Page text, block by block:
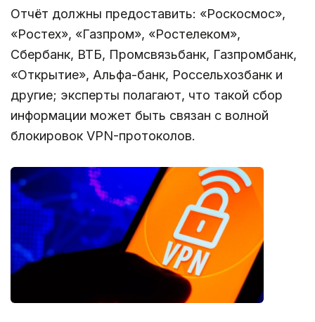
Отчёт должны предоставить: «Роскосмос»,
«Ростех», «Газпром», «Ростелеком»,
Сбербанк, ВТБ, Промсвязьбанк, Газпромбанк,
«Открытие», Альфа-банк, Россельхозбанк и
другие; эксперты полагают, что такой сбор
информации может быть связан с волной
блокировок VPN-протоколов.